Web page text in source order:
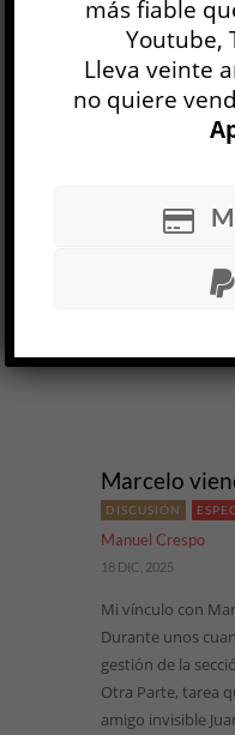
Matilde Sánchez,
Papandrea y
viernes 12 de
Naranjos del
por Maximiliano
Marcelo sigue
Marcelo
DISCUSIÓN
Manuel Crespo
18 DIC, 2025
Mi vínculo con
Durante unos
gestión de la
Otra Parte, tarea
amigo invisible
más fiable
Youtube,
Lleva veinte
no quiere